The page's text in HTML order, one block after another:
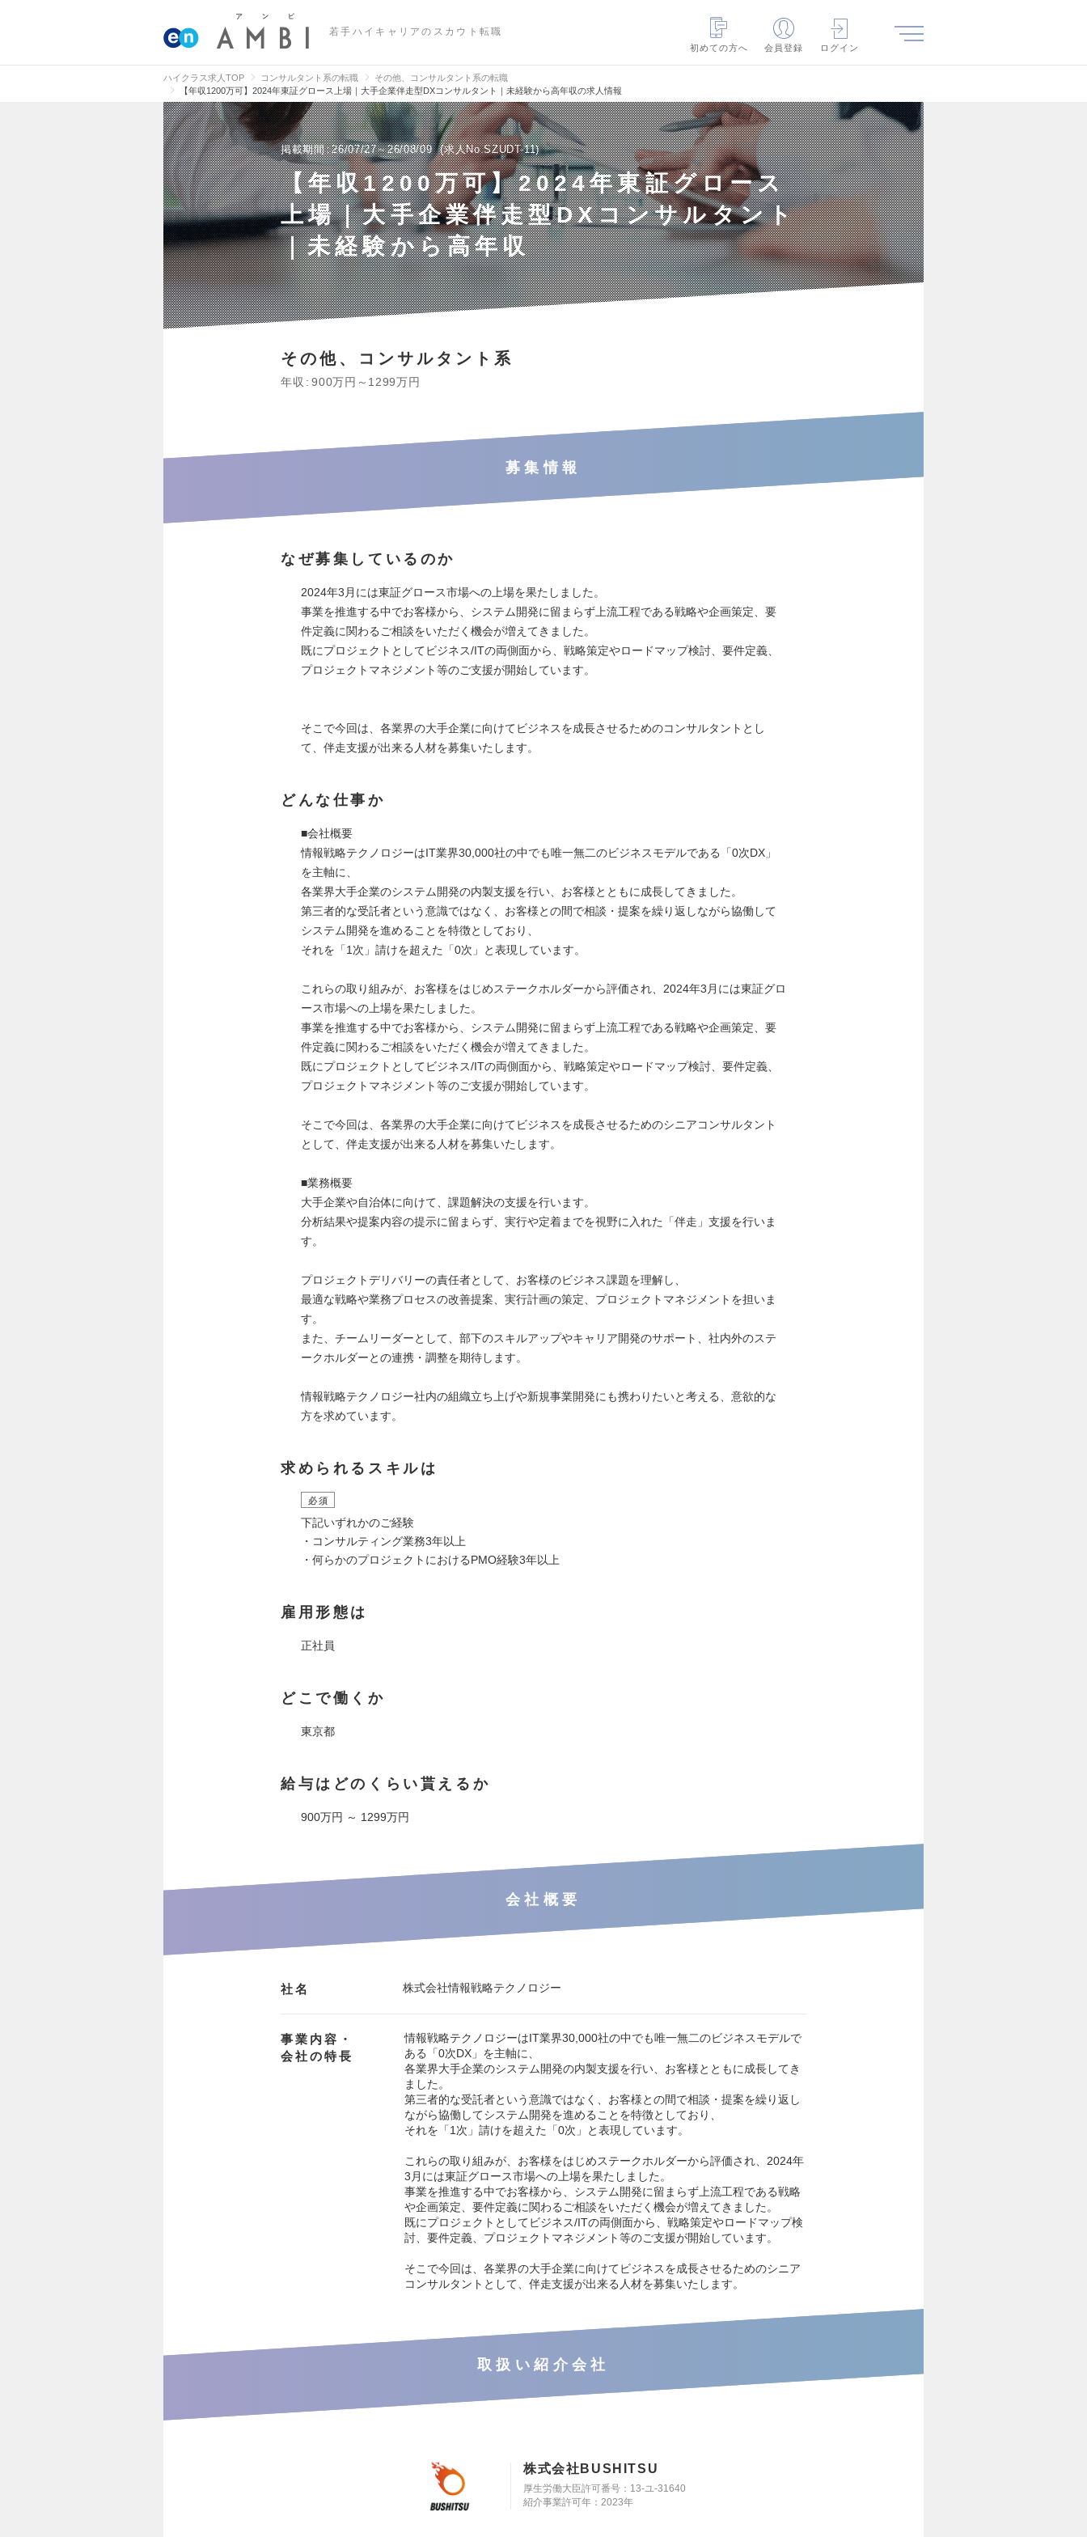
若手ハイキャリアのスカウト転職
初めての方へ
会員登録 ログイン
ハイクラス求人TOP コンサルタント系の転職
その他、コンサルタント系の転職
【年収1200万可】2024年東証グロース上場｜大手企業伴走型DXコンサルタント｜未経験から高年収の求人情報
掲載期間 26/07/27～26/08/09 求人No.SZUDT-11
【年収1200万可】2024年東証グロース
上場｜大手企業伴走型DXコンサルタント
｜未経験から高年収
その他、コンサルタント系
年収 900万円～1299万円
募集情報
なぜ募集しているのか
2024年3月には東証グロース市場への上場を果たしました。
事業を推進する中でお客様から、システム開発に留まらず上流工程である戦略や企画策定、要
件定義に関わるご相談をいただく機会が増えてきました。
既にプロジェクトとしてビジネス/ITの両側面から、戦略策定やロードマップ検討、要件定義、
プロジェクトマネジメント等のご支援が開始しています。
そこで今回は、各業界の大手企業に向けてビジネスを成長させるためのコンサルタントとし
て、伴走支援が出来る人材を募集いたします。
どんな仕事か
■会社概要
情報戦略テクノロジーはIT業界30,000社の中でも唯一無二のビジネスモデルである「0次DX」
を主軸に、
各業界大手企業のシステム開発の内製支援を行い、お客様とともに成長してきました。
第三者的な受託者という意識ではなく、お客様との間で相談・提案を繰り返しながら協働して
システム開発を進めることを特徴としており、
それを「1次」請けを超えた「0次」と表現しています。
これらの取り組みが、お客様をはじめステークホルダーから評価され、2024年3月には東証グロ
ース市場への上場を果たしました。
事業を推進する中でお客様から、システム開発に留まらず上流工程である戦略や企画策定、要
件定義に関わるご相談をいただく機会が増えてきました。
既にプロジェクトとしてビジネス/ITの両側面から、戦略策定やロードマップ検討、要件定義、
プロジェクトマネジメント等のご支援が開始しています。
そこで今回は、各業界の大手企業に向けてビジネスを成長させるためのシニアコンサルタント
として、伴走支援が出来る人材を募集いたします。
■業務概要
大手企業や自治体に向けて、課題解決の支援を行います。
分析結果や提案内容の提示に留まらず、実行や定着までを視野に入れた「伴走」支援を行いま
す。
プロジェクトデリバリーの責任者として、お客様のビジネス課題を理解し、
最適な戦略や業務プロセスの改善提案、実行計画の策定、プロジェクトマネジメントを担いま
す。
また、チームリーダーとして、部下のスキルアップやキャリア開発のサポート、社内外のステ
ークホルダーとの連携・調整を期待します。
情報戦略テクノロジー社内の組織立ち上げや新規事業開発にも携わりたいと考える、意欲的な
方を求めています。
求められるスキルは
必須
下記いずれかのご経験
・コンサルティング業務3年以上
・何らかのプロジェクトにおけるPMO経験3年以上
雇用形態は
正社員
どこで働くか
東京都
給与はどのくらい貰えるか
900万円 ～ 1299万円
会社概要
社名 株式会社情報戦略テクノロジー
事業内容・
会社の特長
情報戦略テクノロジーはIT業界30,000社の中でも唯一無二のビジネスモデルで
ある「0次DX」を主軸に、
各業界大手企業のシステム開発の内製支援を行い、お客様とともに成長してき
ました。
第三者的な受託者という意識ではなく、お客様との間で相談・提案を繰り返し
ながら協働してシステム開発を進めることを特徴としており、
それを「1次」請けを超えた「0次」と表現しています。
これらの取り組みが、お客様をはじめステークホルダーから評価され、2024年
3月には東証グロース市場への上場を果たしました。
事業を推進する中でお客様から、システム開発に留まらず上流工程である戦略
や企画策定、要件定義に関わるご相談をいただく機会が増えてきました。
既にプロジェクトとしてビジネス/ITの両側面から、戦略策定やロードマップ検
討、要件定義、プロジェクトマネジメント等のご支援が開始しています。
そこで今回は、各業界の大手企業に向けてビジネスを成長させるためのシニア
コンサルタントとして、伴走支援が出来る人材を募集いたします。
取扱い紹介会社
株式会社BUSHITSU
厚生労働大臣許可番号：13-ユ-31640
紹介事業許可年：2023年